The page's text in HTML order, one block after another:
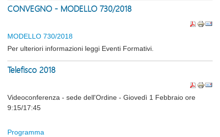
CONVEGNO - MODELLO 730/2018
MODELLO 730/2018
Per ulteriori informazioni leggi Eventi Formativi.
Telefisco 2018
Videoconferenza - sede dell'Ordine - Giovedì 1 Febbraio ore
9:15/17:45
Programma